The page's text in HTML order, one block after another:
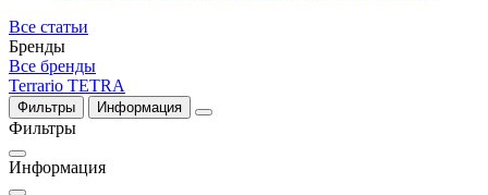
Все статьи
Бренды
Все бренды
Terrario TETRA
Фильтры Информация
Фильтры
Информация